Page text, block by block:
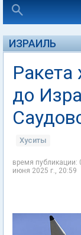
ИЗРАИЛЬ
Ракета
до
Хуситы
время публикации:
июня 2025 г., 20:59